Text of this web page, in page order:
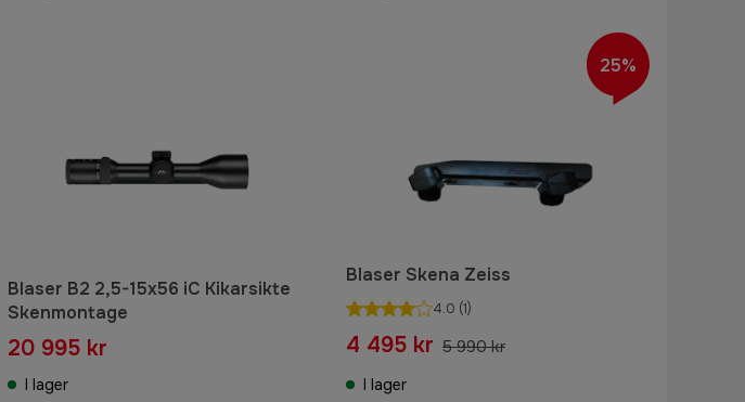
Blaser B2 2,5-15x56 iC Kikarsikte
Skenmontage
20 995 kr
I lager
Blaser Skena Zeiss
4.0 (1)
4 495 kr 5 990 kr
I lager
25%